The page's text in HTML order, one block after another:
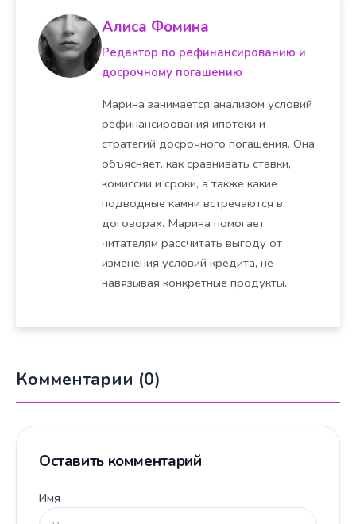
Алиса Фомина
Редактор по рефинансированию и
досрочному погашению
Марина занимается анализом условий
рефинансирования ипотеки и
стратегий досрочного погашения. Она
объясняет, как сравнивать ставки,
комиссии и сроки, а также какие
подводные камни встречаются в
договорах. Марина помогает
читателям рассчитать выгоду от
изменения условий кредита, не
навязывая конкретные продукты.
Комментарии (0)
Оставить комментарий
Имя